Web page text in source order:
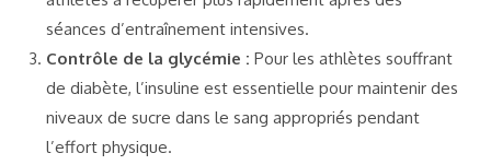
séances d’entraînement intensives.
Contrôle de la glycémie : Pour les athlètes souffrant
de diabète, l’insuline est essentielle pour maintenir des
niveaux de sucre dans le sang appropriés pendant
l’effort physique.